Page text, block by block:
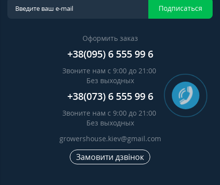
Подписаться
Оформить заказ
+38(095) 6 555 99 6
Звоните нам с 9:00 до 21:00
Без выходных
+38(073) 6 555 99 6
Звоните нам с 9:00 до 21:00
Без выходных
growershouse.kiev@gmail.com
Замовити дзвінок